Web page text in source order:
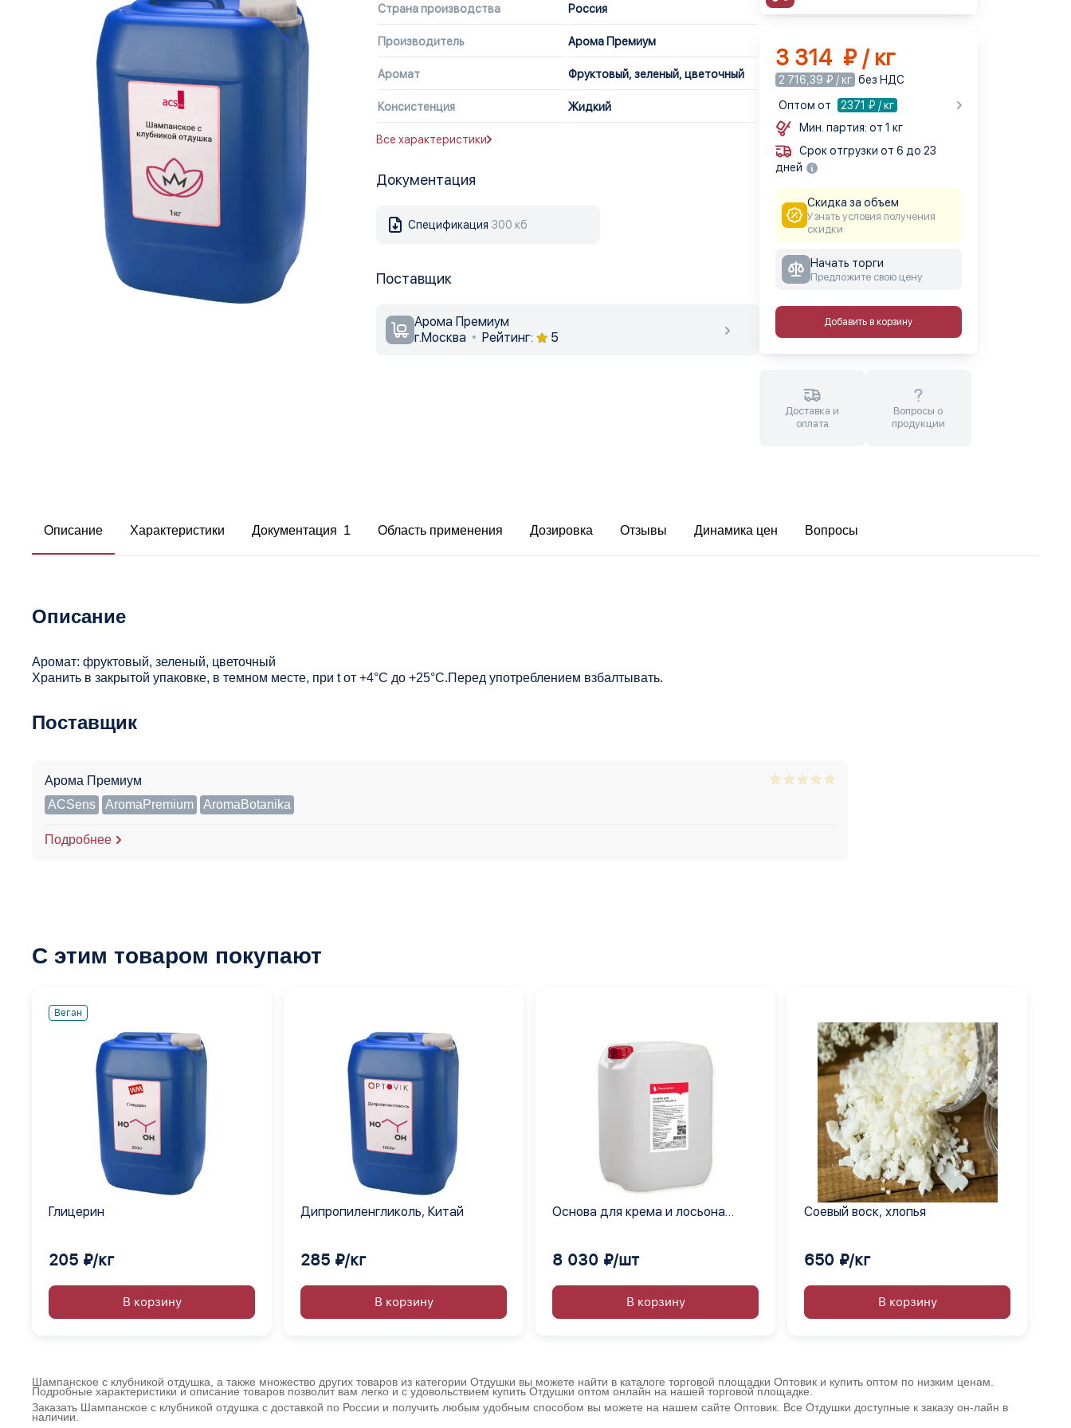
Страна производства Россия
Производитель Арома Премиум
Аромат Фруктовый, зеленый, цветочный
Консистенция Жидкий
Все характеристики
Документация
Спецификация 300 кб
Поставщик
Арома Премиум
г.Москва
Рейтинг: 5
3 314 ₽ / кг
2 716,39 ₽ / кг без НДС
Оптом от
2371 ₽ / кг
Мин. партия: от 1 кг
Срок отгрузки от 6 до 23
дней
Скидка за объем
Узнать условия получения
скидки
Начать торги
Предложите свою цену
Добавить в корзину
Доставка и
оплата
Вопросы о
продукции
Описание Характеристики Документация 1 Область применения Дозировка Отзывы Динамика цен Вопросы
Описание
Аромат: фруктовый, зеленый, цветочный
Хранить в закрытой упаковке, в темном месте, при t от +4°С до +25°С.Перед употреблением взбалтывать.
Поставщик
Арома Премиум
ACSens
AromaPremium AromaBotanika
Подробнее
С этим товаром покупают
Веган
Глицерин
205 ₽/кг
В корзину
Дипропиленгликоль, Китай
285 ₽/кг
В корзину
Основа для крема и лосьона
8 030 ₽/шт
В корзину
Соевый воск, хлопья
650 ₽/кг
В корзину
Шампанское с клубникой отдушка, а также множество других товаров из категории Отдушки вы можете найти в каталоге торговой площадки Оптовик и купить оптом по низким ценам.
Подробные характеристики и описание товаров позволит вам легко и с удовольствием купить Отдушки оптом онлайн на нашей торговой площадке.
Заказать Шампанское с клубникой отдушка с доставкой по России и получить любым удобным способом вы можете на нашем сайте Оптовик. Все Отдушки доступные к заказу он-лайн в
наличии.